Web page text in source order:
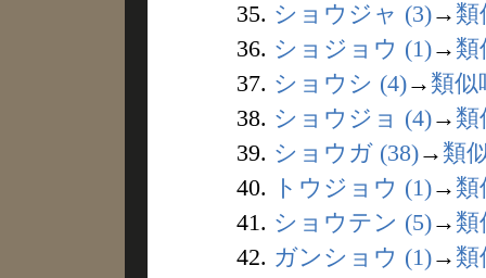
35. ショウジャ (3)→ 類
36. ショジョウ (1)→ 類
37. ショウシ (4)→ 類似
38. ショウジョ (4)→ 類
39. ショウガ (38)→ 類
40.
トウジョウ (1)→ 類
41. ショウテン (5)→ 類
42. ガンショウ (1)→ 類